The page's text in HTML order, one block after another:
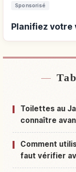
Sponsorisé
Planifiez votre
Toilettes au
connaître
Comment
faut vérifier